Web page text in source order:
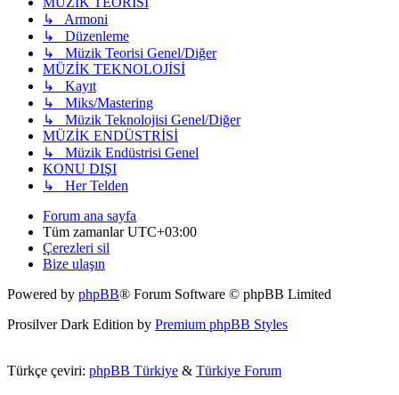
↳ Armoni
↳ Düzenleme
↳ Müzik Teorisi Genel/Diğer
MÜZİK TEKNOLOJİSİ
↳ Kayıt
↳ Miks/Mastering
↳ Müzik Teknolojisi Genel/Diğer
MÜZİK ENDÜSTRİSİ
↳ Müzik Endüstrisi Genel
KONU DIŞI
↳ Her Telden
Forum ana sayfa
Tüm zamanlarUTC+03:00
Çerezleri sil
Bize ulaşın
Powered by phpBB® Forum Software © phpBB Limited
Prosilver Dark Edition by Premium phpBB Styles
Türkçe çeviri: phpBB Türkiye & Türkiye Forum